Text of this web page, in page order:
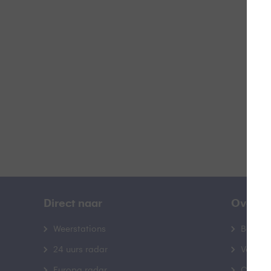
Direct naar
Weerstations
24 uurs radar
Over